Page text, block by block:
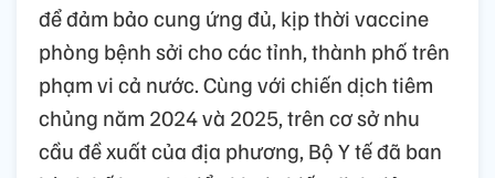
để đảm bảo cung ứng đủ, kịp thời vaccine
phòng bệnh sởi cho các tỉnh, thành phố trên
phạm vi cả nước. Cùng với chiến dịch tiêm
chủng năm 2024 và 2025, trên cơ sở nhu
cầu đề xuất của địa phương, Bộ Y tế đã ban